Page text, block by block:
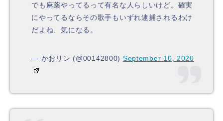
でも麻薬やってるって有名な人らしいけど。確実
にやってるならその歌手もいずれ逮捕されるわけ
だよね、気になる。
— かおリン (@00142800) September 10, 2020